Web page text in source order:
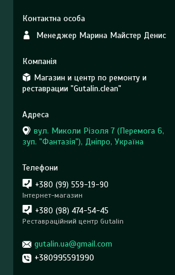
Менеджер Марина Майстер Денис
Магазин и центр по ремонту и
реставрации "Gutalin.clean"
вул. Миколи Різоля 7 (Перемога 6,
зуп. "Фантазія"), Дніпро, Україна
+380 (99) 559-19-90
Інтернет-магазин
+380 (98) 474-54-45
Реставраційний центр Gutalin
gutalin.ua@gmail.com
+380995591990